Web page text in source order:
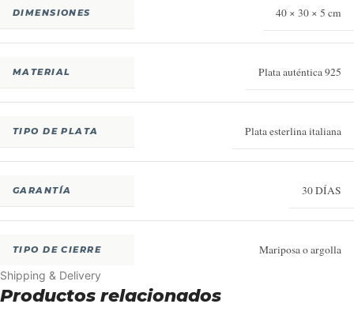
DIMENSIONES 40 × 30 × 5 cm
MATERIAL Plata auténtica 925
TIPO DE PLATA Plata esterlina italiana
GARANTÍA 30 DÍAS
TIPO DE CIERRE Mariposa o argolla
Shipping & Delivery
Productos relacionados